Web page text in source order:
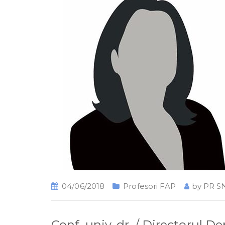
04/06/2018 Profesori FAP by PR